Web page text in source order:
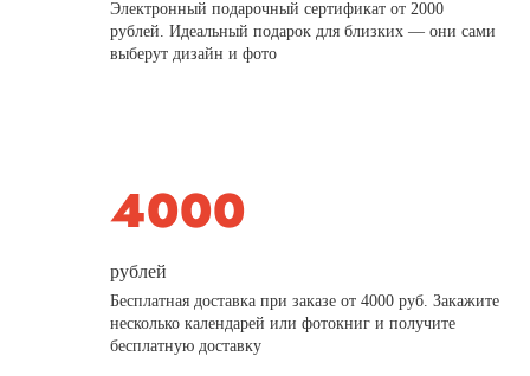
Электронный подарочный сертификат от 2000
рублей. Идеальный подарок для близких — они сами
выберут дизайн и фото
рублей
Бесплатная доставка при заказе от 4000 руб. Закажите
несколько календарей или фотокниг и получите
бесплатную доставку